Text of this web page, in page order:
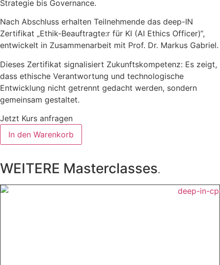
Strategie bis Governance.
Nach Abschluss erhalten Teilnehmende das deep-IN
Zertifikat „Ethik-Beauftragte:r für KI (AI Ethics Officer)“,
entwickelt in Zusammenarbeit mit Prof. Dr. Markus Gabriel.
Dieses Zertifikat signalisiert Zukunftskompetenz: Es zeigt,
dass ethische Verantwortung und technologische
Entwicklung nicht getrennt gedacht werden, sondern
gemeinsam gestaltet.
Jetzt Kurs anfragen
KI
mit
Gewissen.
Verantwortung
tragen.
Menge
In den Warenkorb
WEITERE Masterclasses.